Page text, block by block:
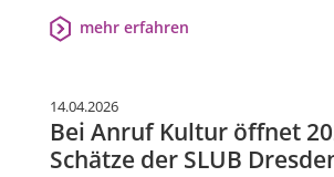
mehr erfahren
14.04.2026
Bei Anruf Kultur öffnet
Schätze der SLUB